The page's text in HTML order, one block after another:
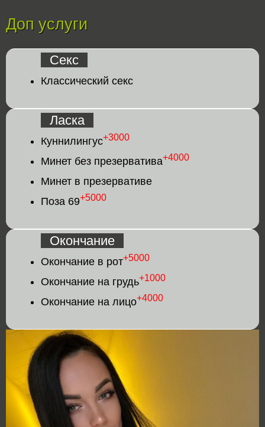
Доп услуги
Секс
Классический секс
Ласка
Куннилингус+3000
Минет без презерватива+4000
Минет в презервативе
Поза 69+5000
Окончание
Окончание в рот+5000
Окончание на грудь+1000
Окончание на лицо+4000